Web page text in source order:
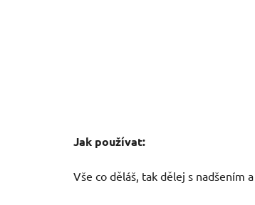
Jak používat:
Vše co děláš, tak dělej s nadšením